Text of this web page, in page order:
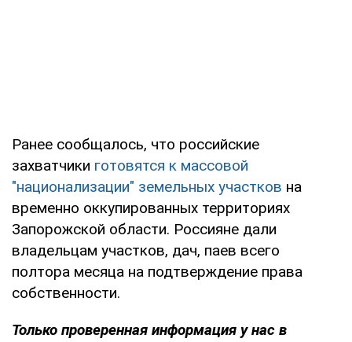
Ранее сообщалось, что российские
захватчики готовятся к массовой
"национализации" земельных участков на
временно оккупированных территориях
Запорожской области. Россияне дали
владельцам участков, дач, паев всего
полтора месяца на подтверждение права
собственности.
Только проверенная информация у нас в